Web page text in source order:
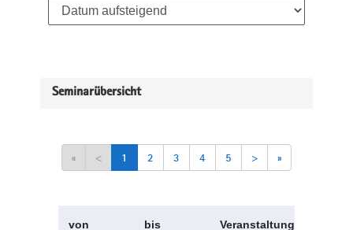
Seminarübersicht
« < 1 2 3 4 5 > »
von bis Veranstaltungskürzel